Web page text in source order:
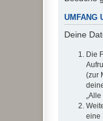
UMFANG
Deine
Die
(zur
eine